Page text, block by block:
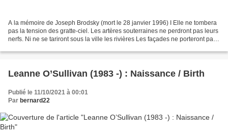
A la mémoire de Joseph Brodsky (mort le 28 janvier 1996) I Elle ne tombera
pas la tension des gratte-ciel. Les artères souterraines ne perdront pas leurs
nerfs. Ni ne se tariront sous la ville les rivières Les façades ne porteront pas
Leanne O’Sullivan (1983 -) : Naissance / Birth
Publié le 11/10/2021 à 00:01
Par bernard22